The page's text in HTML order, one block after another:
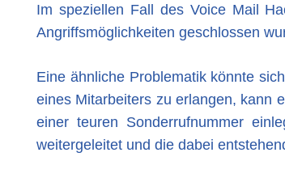
Im speziellen Fall des Voice Mail
Angriffsmöglichkeiten geschlossen
Eine ähnliche Problematik könnte
eines Mitarbeiters zu erlangen, kann
einer teuren Sonderrufnummer
weitergeleitet und die dabei